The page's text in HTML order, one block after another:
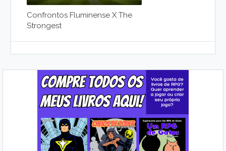
Confrontos Fluminense X The
Strongest